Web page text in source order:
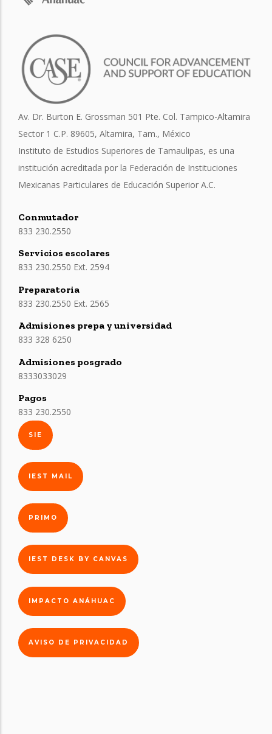
Av. Dr. Burton E. Grossman 501 Pte. Col. Tampico-Altamira
Sector 1 C.P. 89605, Altamira, Tam., México
Instituto de Estudios Superiores de Tamaulipas, es una
institución acreditada por la Federación de Instituciones
Mexicanas Particulares de Educación Superior A.C.
Conmutador
833 230.2550
Servicios escolares
833 230.2550 Ext. 2594
Preparatoria
833 230.2550 Ext. 2565
Admisiones prepa y universidad
833 328 6250
Admisiones posgrado
8333033029
Pagos
833 230.2550
SIE
IEST MAIL
PRIMO
IEST DESK BY CANVAS
IMPACTO ANÁHUAC
AVISO DE PRIVACIDAD